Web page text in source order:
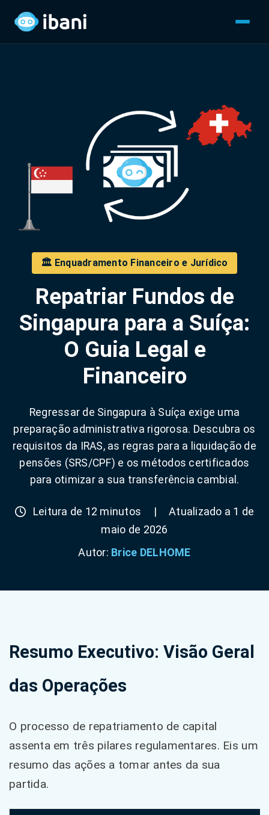
🏛️ Enquadramento Financeiro e Jurídico
Repatriar Fundos de
Singapura para a Suíça:
O Guia Legal e
Financeiro
Regressar de Singapura à Suíça exige uma
preparação administrativa rigorosa. Descubra os
requisitos da IRAS, as regras para a liquidação de
pensões (SRS/CPF) e os métodos certificados
para otimizar a sua transferência cambial.
Leitura de 12 minutos |
Atualizado a 1 de
maio de 2026
Autor: Brice DELHOME
Resumo Executivo: Visão Geral
das Operações
O processo de repatriamento de capital
assenta em três pilares regulamentares. Eis um
resumo das ações a tomar antes da sua
partida.